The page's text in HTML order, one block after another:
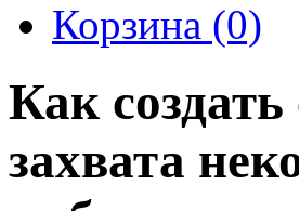
Корзина (0)
Как
захвата